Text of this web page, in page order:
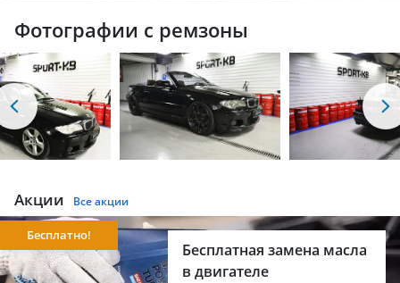
Фотографии с ремзоны
Акции Все акции
Бесплатная замена масла
в двигателе
Бесплатно!